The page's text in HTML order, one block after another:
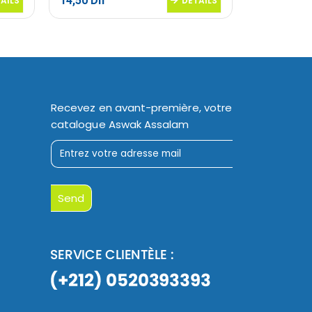
Recevez en avant-première, votre
catalogue Aswak Assalam